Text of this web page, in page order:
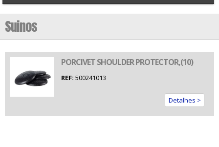
Suinos
PORCIVET SHOULDER PROTECTOR,(10)
REF: 500241013
Detalhes >